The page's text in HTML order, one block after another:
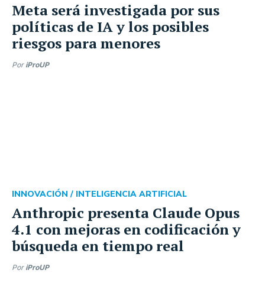
Meta será investigada por sus
políticas de IA y los posibles
riesgos para menores
Por iProUP
Anthropic presenta Claude Opus
4.1 con mejoras en codificación y
búsqueda en tiempo real
INNOVACIÓN / INTELIGENCIA ARTIFICIAL
Por iProUP